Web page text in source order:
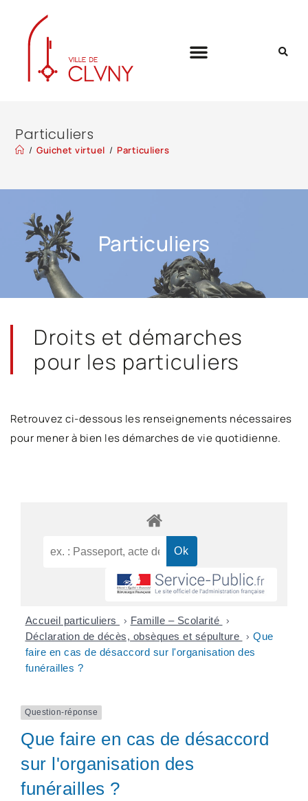
Particuliers
/ Guichet virtuel / Particuliers
Particuliers
Droits et démarches
pour les particuliers
Retrouvez ci-dessous les renseignements nécessaires
pour mener à bien les démarches de vie quotidienne.
Accueil particuliers > Famille – Scolarité >
Déclaration de décès, obsèques et sépulture > Que
faire en cas de désaccord sur l'organisation des
funérailles ?
Question-réponse
Que faire en cas de désaccord
sur l'organisation des
funérailles ?